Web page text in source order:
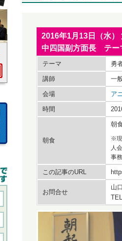
2016年1月13日（水
中四国副方面長 テー
テーマ 勇
講師 一
会場 ア
時間
朝食
朝
※現
人
事
この記事のURL
お問合せ
山